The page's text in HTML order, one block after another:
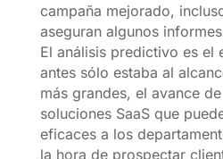
campaña mejorado,
aseguran algunos
El análisis predictivo es el
antes sólo estaba al
más grandes, el avance
soluciones SaaS que
eficaces a los
la hora de prospectar